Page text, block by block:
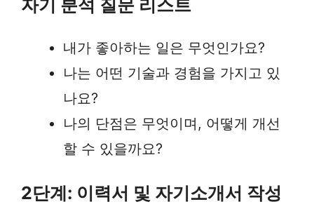
자기 분석 질문 리스트
내가 좋아하는 일은 무엇인가요?
나는 어떤 기술과 경험을 가지고 있
나요?
나의 단점은 무엇이며, 어떻게 개선
할 수 있을까요?
2단계: 이력서 및 자기소개서 작성